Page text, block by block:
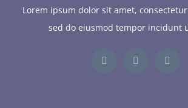
Lorem ipsum dolor sit amet,
sed do eiusmod tempor incidunt